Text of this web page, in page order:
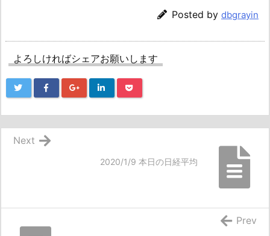
Posted by dbgrayin
よろしければシェアお願いします
2020/1/9 本日の日経平均
Next
Prev